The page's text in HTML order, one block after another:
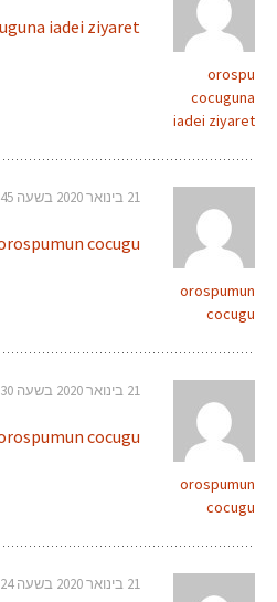
orospu
cocuguna
iadei ziyaret
iadei ziyaret
orospumun
cocugu
21 בינואר 2020 בשעה 3:45
cocugu
orospumun
cocugu
21 בינואר 2020 בשעה 15:30
cocugu
21 בינואר 2020 בשעה 21:24